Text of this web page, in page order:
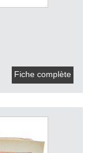
Fiche complète